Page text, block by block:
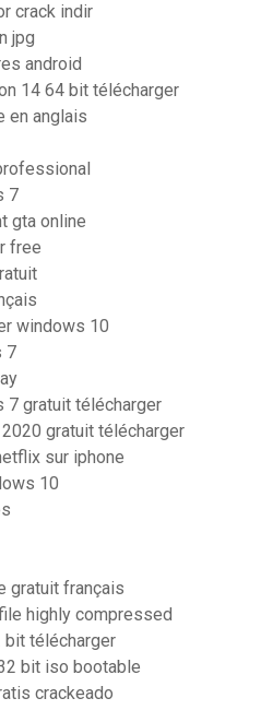
crack indir
jpg
android
14 64 bit télécharger
en anglais
7
gta online
free
windows 10
7
7 gratuit télécharger
gratuit télécharger
sur iphone
10
gratuit français
highly compressed
bit télécharger
bit iso bootable
crackeado